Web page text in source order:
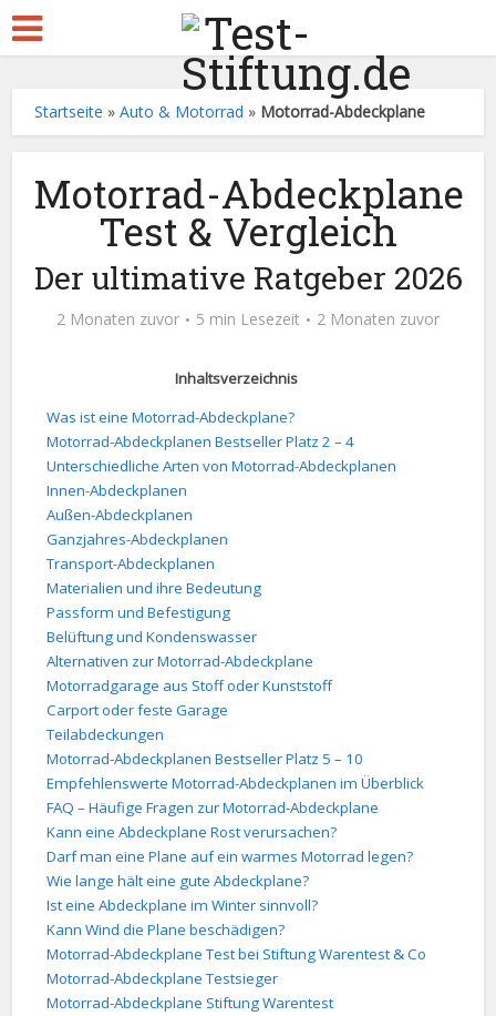
Startseite »Auto & Motorrad » Motorrad-Abdeckplane
Motorrad-Abdeckplane
Test & Vergleich
Der ultimative Ratgeber 2026
2 Monaten zuvor 5 min Lesezeit 2 Monaten zuvor
Inhaltsverzeichnis
Was ist eine Motorrad-Abdeckplane?
Motorrad-Abdeckplanen Bestseller Platz 2 – 4
Unterschiedliche Arten von Motorrad-Abdeckplanen
Innen-Abdeckplanen
Außen-Abdeckplanen
Ganzjahres-Abdeckplanen
Transport-Abdeckplanen
Materialien und ihre Bedeutung
Passform und Befestigung
Belüftung und Kondenswasser
Alternativen zur Motorrad-Abdeckplane
Motorradgarage aus Stoff oder Kunststoff
Carport oder feste Garage
Teilabdeckungen
Motorrad-Abdeckplanen Bestseller Platz 5 – 10
Empfehlenswerte Motorrad-Abdeckplanen im Überblick
FAQ – Häufige Fragen zur Motorrad-Abdeckplane
Kann eine Abdeckplane Rost verursachen?
Darf man eine Plane auf ein warmes Motorrad legen?
Wie lange hält eine gute Abdeckplane?
Ist eine Abdeckplane im Winter sinnvoll?
Kann Wind die Plane beschädigen?
Motorrad-Abdeckplane Test bei Stiftung Warentest & Co
Motorrad-Abdeckplane Testsieger
Motorrad-Abdeckplane Stiftung Warentest